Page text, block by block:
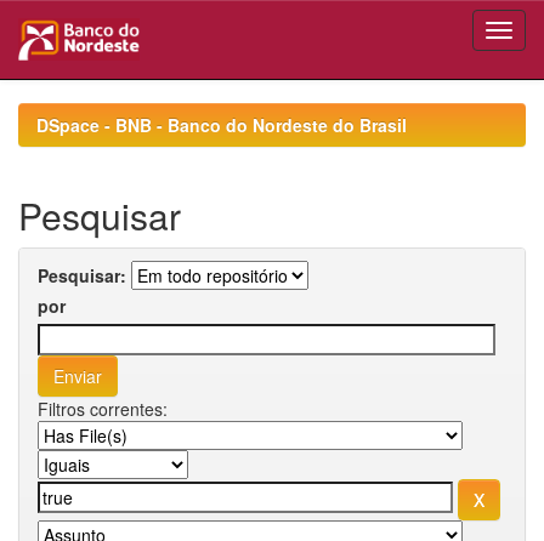
navigationDSpace - BNB - Banco do Nordeste do Brasil
Pesquisar
Pesquisar:
por
Filtros correntes: